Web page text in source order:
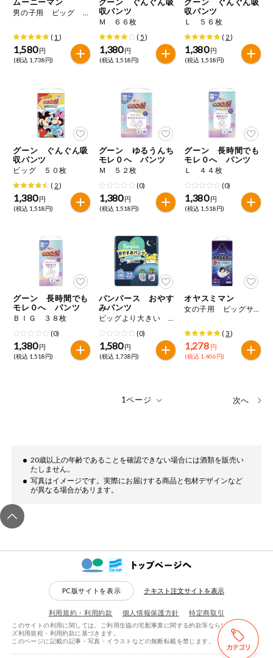
リセットする 検索する
男の子用 ビッグ ３８枚
( 1 )
1,580 円
(税込 1,738円)
収パンツ
Ｍ ６６枚
( 5)
1,380 円
(税込 1,518円)
収パンツ
Ｌ ５６枚
( 2)
1,380 円
(税込 1,518円)
グーン ぐんぐん吸
収パンツ
ビッグ ５０枚
( 2)
1,380 円
(税込 1,518円)
グーン ゆるうんち
モレ０へ パンツ
Ｍ ５２枚
(0)
1,380 円
(税込 1,518円)
グーン 長時間でも
モレ０へ パンツ
Ｌ ４４枚
(0)
1,380 円
(税込 1,518円)
グーン 長時間でも
モレ０へ パンツ
ＢＩＧ ３８枚
(0)
1,380 円
(税込 1,518円)
パンパース おやす
みパンツ
ビッグより大きい ２２枚
(0)
1,580 円
(税込 1,738円)
オヤスミマン
女の子用 ビッグサイズ以上 ２２枚
( 3)
1,278 円
(税込 1,406円)
次へ
20歳以上の年齢であることを確認できない場合には酒類を販売い
たしません。
写真はイメージです。実際にお届けする商品と包材デザインなど
が異なる場合があリます。
PC版サイトを表示 テキスト注文サイトを表示
利用規約・利用約款 個人情報保護方針 特定商取引
このサイトの利用に関しては、ご利用生協の宅配事業に関する約款等ならびにeフレン
ズ利用規程・利用約款に基づきます。
このページに記載の記事・写真・イラストなどの無断転載を禁じます。